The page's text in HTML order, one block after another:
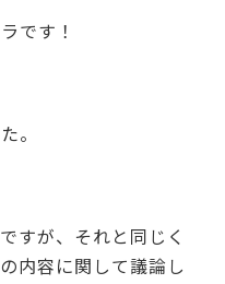
です！
。
すが、それと同じく
内容に関して議論し